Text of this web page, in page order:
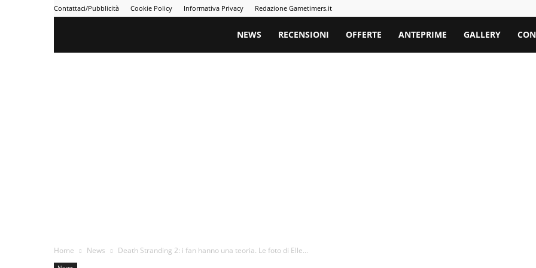
Contattaci/Pubblicità Cookie Policy Informativa Privacy Redazione Gametimers.it
Gametimers
NEWS RECENSIONI OFFERTE ANTEPRIME GALLERY
Home News Death Stranding 2: i fan hanno una teoria. Le foto di Elle...